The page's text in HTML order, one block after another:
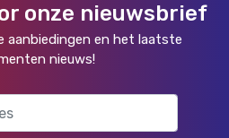
onze nieuwsbrief
aanbiedingen en het laatste
nieuws!